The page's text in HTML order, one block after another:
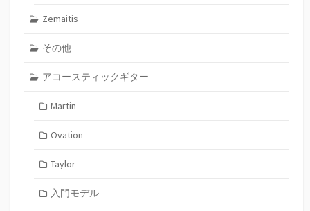
Zemaitis
その他
アコースティックギター
Martin
Ovation
Taylor
入門モデル